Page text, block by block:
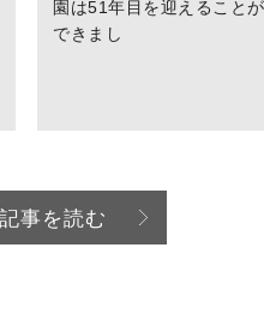
園は51年目を迎えることが
できまし
事を読む